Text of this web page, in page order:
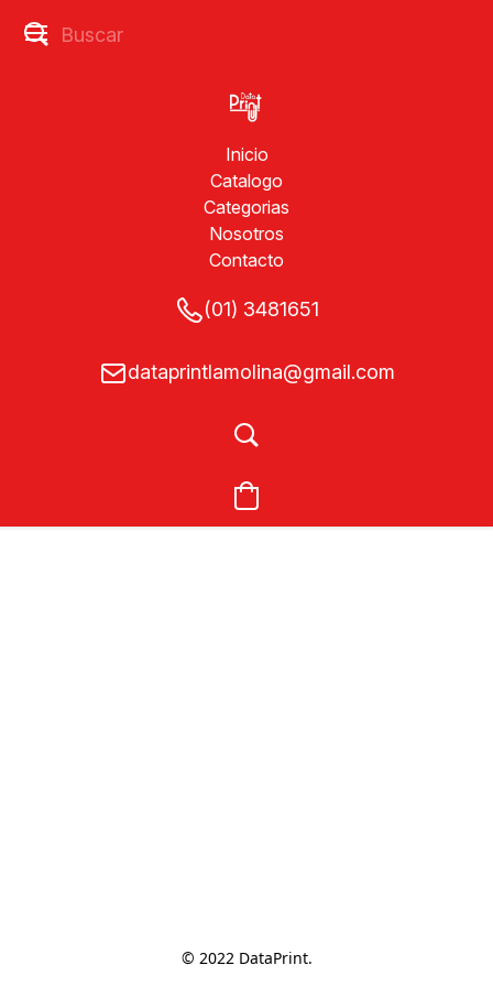
Inicio
Catalogo
Categorias
Nosotros
Contacto
(01) 3481651
dataprintlamolina@gmail.com
© 2022 DataPrint.